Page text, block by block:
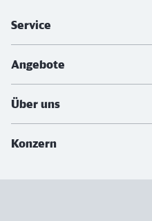
Service
Angebote
Über uns
Konzern